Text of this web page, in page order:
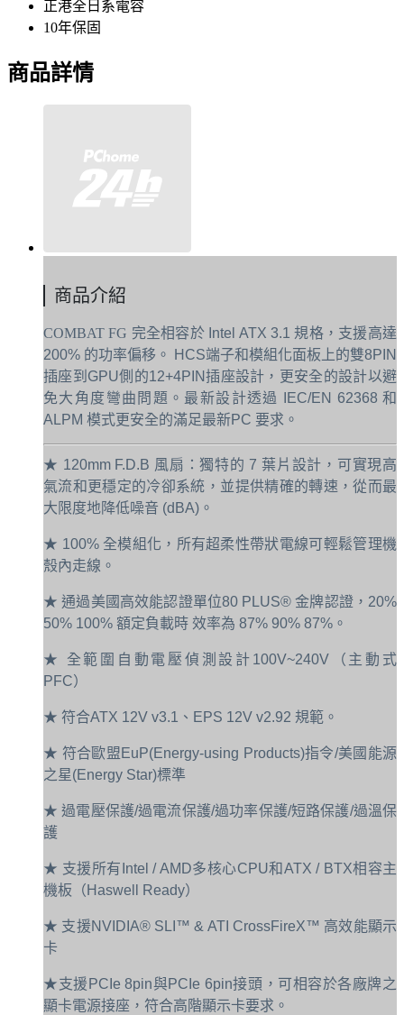
正港全日系電容
10年保固
商品詳情
商品介紹
COMBAT FG 完全相容於 Intel ATX 3.1 規格，支援高達
200% 的功率偏移。 HCS端子和模組化面板上的雙8PIN
插座到GPU側的12+4PIN插座設計，更安全的設計以避
免大角度彎曲問題。最新設計透過 IEC/EN 62368 和
ALPM 模式更安全的滿足最新PC 要求。
★ 120mm F.D.B 風扇：獨特的 7 葉片設計，可實現高
氣流和更穩定的冷卻系統，並提供精確的轉速，從而最
大限度地降低噪音 (dBA)。
★ 100% 全模組化，所有超柔性帶狀電線可輕鬆管理機
殼內走線。
★ 通過美國高效能認證單位80 PLUS® 金牌認證，20%
50% 100% 額定負載時 效率為 87% 90% 87%。
★ 全範圍自動電壓偵測設計100V~240V（主動式
PFC）
★ 符合ATX 12V v3.1、EPS 12V v2.92 規範。
★ 符合歐盟EuP(Energy-using Products)指令/美國能源
之星(Energy Star)標準
★ 過電壓保護/過電流保護/過功率保護/短路保護/過溫保
護
★ 支援所有Intel / AMD多核心CPU和ATX / BTX相容主
機板（Haswell Ready）
★ 支援NVIDIA® SLI™ & ATI CrossFireX™​​ 高效能顯示
卡
★支援PCIe 8pin與PCIe 6pin接頭，可相容於各廠牌之
顯卡電源接座，符合高階顯示卡要求。